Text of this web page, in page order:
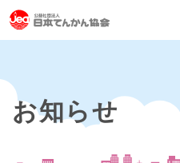
てんかんについて
てんかんとは
てんかん協会について
情報誌・書籍・DVD
お知らせ